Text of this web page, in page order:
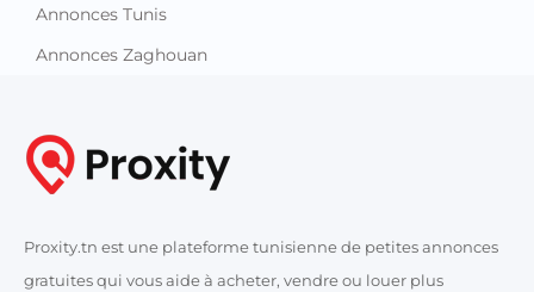
Annonces Tunis
Annonces Zaghouan
Proxity.tn est une plateforme tunisienne de petites annonces
gratuites qui vous aide à acheter, vendre ou louer plus